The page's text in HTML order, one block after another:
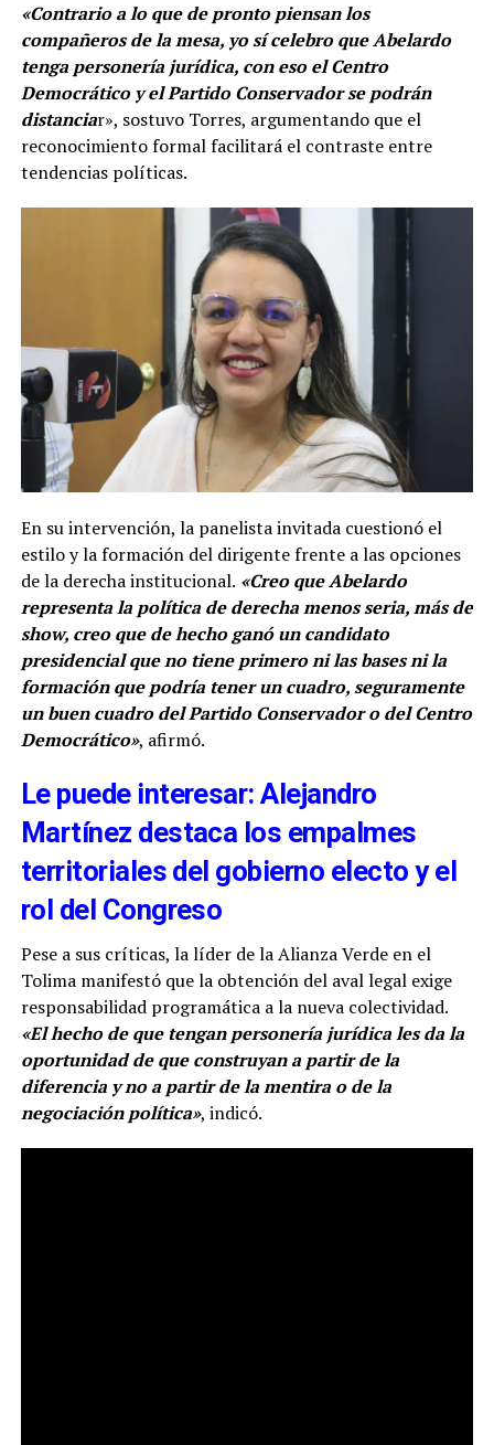
«Contrario a lo que de pronto piensan los
compañeros de la mesa, yo sí celebro que Abelardo
tenga personería jurídica, con eso el Centro
Democrático y el Partido Conservador se podrán
distanciar», sostuvo Torres, argumentando que el
reconocimiento formal facilitará el contraste entre
tendencias políticas.
En su intervención, la panelista invitada cuestionó el
estilo y la formación del dirigente frente a las opciones
de la derecha institucional. «Creo que Abelardo
representa la política de derecha menos seria, más de
show, creo que de hecho ganó un candidato
presidencial que no tiene primero ni las bases ni la
formación que podría tener un cuadro, seguramente
un buen cuadro del Partido Conservador o del Centro
Democrático», afirmó.
Le puede interesar: Alejandro
Martínez destaca los empalmes
territoriales del gobierno electo y el
rol del Congreso
Pese a sus críticas, la líder de la Alianza Verde en el
Tolima manifestó que la obtención del aval legal exige
responsabilidad programática a la nueva colectividad.
«El hecho de que tengan personería jurídica les da la
oportunidad de que construyan a partir de la
diferencia y no a partir de la mentira o de la
negociación política», indicó.